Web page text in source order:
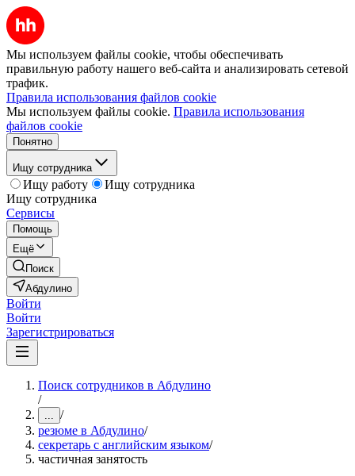
Мы используем файлы cookie, чтобы обеспечивать
правильную работу нашего веб-сайта и анализировать сетевой
трафик.
Правила использования файлов cookie
Мы используем файлы cookie. Правила использования
файлов cookie
Понятно
Ищу сотрудника
Ищу работу
Ищу сотрудника
Ищу сотрудника
Сервисы
Помощь
Ещё
Поиск
Абдулино
Войти
Войти
Зарегистрироваться
Поиск сотрудников в Абдулино
/
... /
резюме в Абдулино/
секретарь с английским языком/
частичная занятость